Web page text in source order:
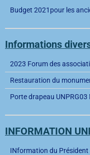
Budget 2021pour les
Informations
2023 Forum des
Restauration du
Porte drapeau
INFORMATION
INformation du Président